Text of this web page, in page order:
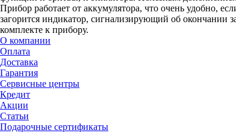
Прибор работает от аккумулятора, что очень удобно,
загорится индикатор, сигнализирующий об окончании
комплекте к прибору.
О компании
Оплата
Доставка
Гарантия
Сервисные центры
Кредит
Акции
Статьи
Подарочные сертификаты